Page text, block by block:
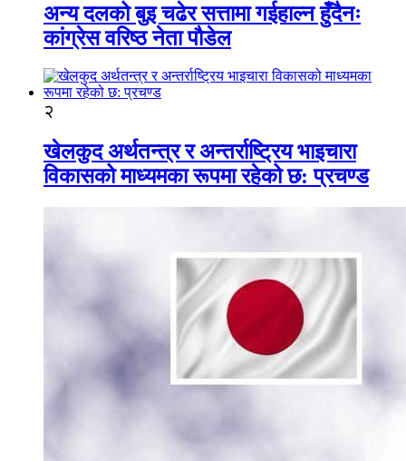
अन्य दलको बुइ चढेर सत्तामा गईहाल्न हुँदैनः
कांग्रेस वरिष्ठ नेता पौडेल
२
खेलकुद अर्थतन्त्र र अन्तर्राष्ट्रिय भाइचारा
विकासको माध्यमका रूपमा रहेको छ: प्रचण्ड